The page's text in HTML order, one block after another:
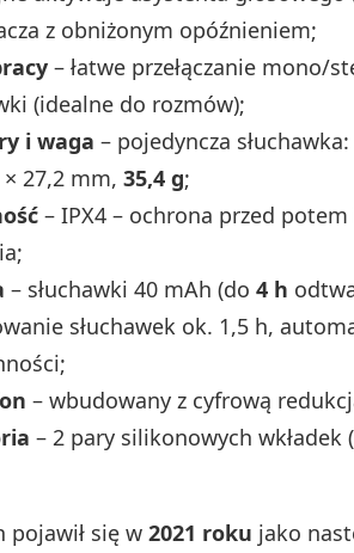
z obniżonym opóźnieniem;
– łatwe przełączanie mono/
(idealne do rozmów);
i waga – pojedyncza
× 27,2 mm, 35,4 g;
– IPX4 – ochrona przed
– słuchawki 40 mAh (do 4 h
słuchawek ok. 1,5 h,
– wbudowany z cyfrową
– 2 pary silikonowych wkładek
pojawił się w 2021 roku jako